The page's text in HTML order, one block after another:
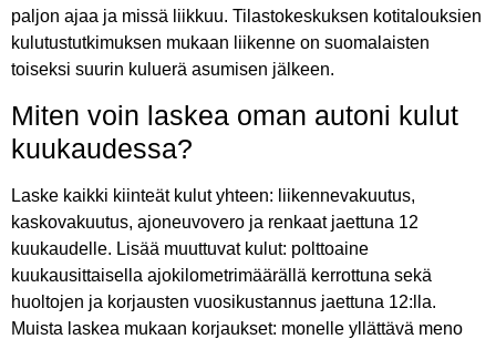
paljon ajaa ja missä liikkuu. Tilastokeskuksen kotitalouksien
kulutustutkimuksen mukaan liikenne on suomalaisten
toiseksi suurin kuluerä asumisen jälkeen.
Miten voin laskea oman autoni kulut
kuukaudessa?
Laske kaikki kiinteät kulut yhteen: liikennevakuutus,
kaskovakuutus, ajoneuvovero ja renkaat jaettuna 12
kuukaudelle. Lisää muuttuvat kulut: polttoaine
kuukausittaisella ajokilometrimäärällä kerrottuna sekä
huoltojen ja korjausten vuosikustannus jaettuna 12:lla.
Muista laskea mukaan korjaukset: monelle yllättävä meno